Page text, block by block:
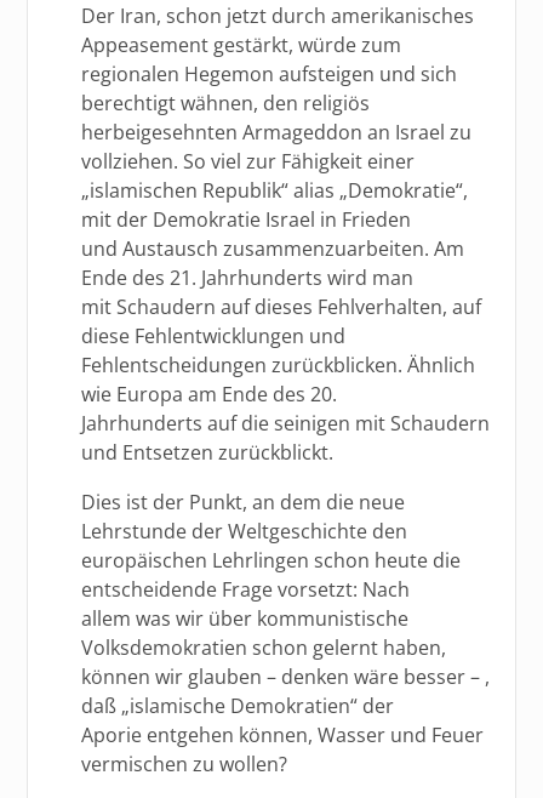
Der Iran, schon jetzt durch amerikanisches
Appeasement gestärkt, würde zum
regionalen Hegemon aufsteigen und sich
berechtigt wähnen, den religiös
herbeigesehnten Armageddon an Israel zu
vollziehen. So viel zur Fähigkeit einer
„islamischen Republik“ alias „Demokratie“,
mit der Demokratie Israel in Frieden
und Austausch zusammenzuarbeiten. Am
Ende des 21. Jahrhunderts wird man
mit Schaudern auf dieses Fehlverhalten, auf
diese Fehlentwicklungen und
Fehlentscheidungen zurückblicken. Ähnlich
wie Europa am Ende des 20.
Jahrhunderts auf die seinigen mit Schaudern
und Entsetzen zurückblickt.
Dies ist der Punkt, an dem die neue
Lehrstunde der Weltgeschichte den
europäischen Lehrlingen schon heute die
entscheidende Frage vorsetzt: Nach
allem was wir über kommunistische
Volksdemokratien schon gelernt haben,
können wir glauben – denken wäre besser – ,
daß „islamische Demokratien“ der
Aporie entgehen können, Wasser und Feuer
vermischen zu wollen?